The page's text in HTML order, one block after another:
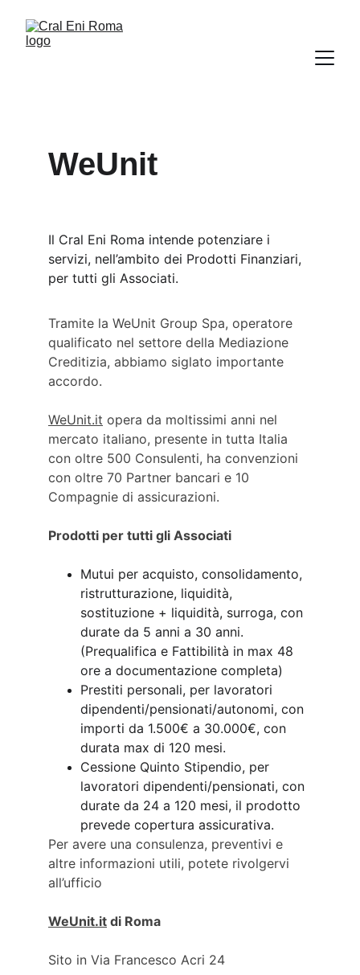
WeUnit
Il Cral Eni Roma intende potenziare i
servizi, nell’ambito dei Prodotti Finanziari,
per tutti gli Associati.
Tramite la WeUnit Group Spa, operatore
qualificato nel settore della Mediazione
Creditizia, abbiamo siglato importante
accordo.
WeUnit.it opera da moltissimi anni nel
mercato italiano, presente in tutta Italia
con oltre 500 Consulenti, ha convenzioni
con oltre 70 Partner bancari e 10
Compagnie di assicurazioni.
Prodotti per tutti gli Associati
Mutui per acquisto, consolidamento,
ristrutturazione, liquidità,
sostituzione + liquidità, surroga, con
durate da 5 anni a 30 anni.
(Prequalifica e Fattibilità in max 48
ore a documentazione completa)
Prestiti personali, per lavoratori
dipendenti/pensionati/autonomi, con
importi da 1.500€ a 30.000€, con
durata max di 120 mesi.
Cessione Quinto Stipendio, per
lavoratori dipendenti/pensionati, con
durate da 24 a 120 mesi, il prodotto
prevede copertura assicurativa.
Per avere una consulenza, preventivi e
altre informazioni utili, potete rivolgervi
all’ufficio
WeUnit.it di Roma
Sito in Via Francesco Acri 24